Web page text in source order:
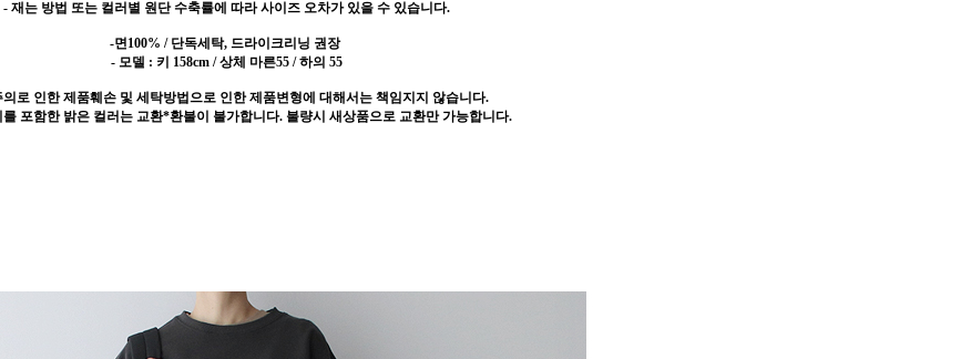
- 재는 방법 또는 컬러별 원단 수축률에 따라 사이즈 오차가 있을 수 있습니다.
-면100% / 단독세탁, 드라이크리닝 권장
- 모델 : 키 158cm / 상체 마른55 / 하의 55
로 인한 제품훼손 및 세탁방법으로 인한 제품변형에 대해서는 책임지지 않습니다.
포함한 밝은 컬러는 교환*환불이 불가합니다. 불량시 새상품으로 교환만 가능합니다.